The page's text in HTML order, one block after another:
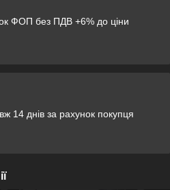
ФОП без ПДВ +6% до ціни
14 днів за рахунок покупця